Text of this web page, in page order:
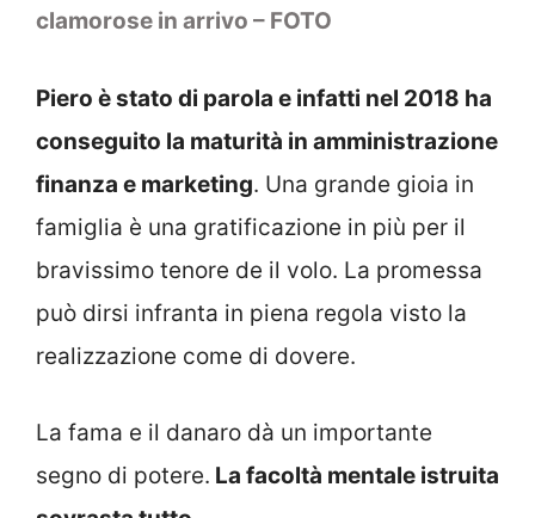
clamorose in arrivo – FOTO
Piero è stato di parola e infatti nel 2018 ha
conseguito la maturità in amministrazione
finanza e marketing. Una grande gioia in
famiglia è una gratificazione in più per il
bravissimo tenore de il volo. La promessa
può dirsi infranta in piena regola visto la
realizzazione come di dovere.
La fama e il danaro dà un importante
segno di potere. La facoltà mentale istruita